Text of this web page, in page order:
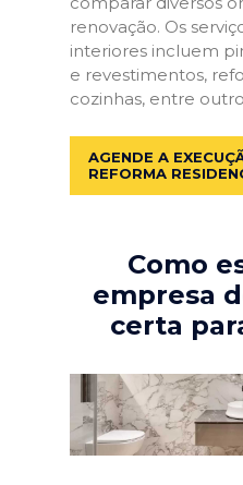
renovação. Os
interiores incluem
e revestimentos,
cozinhas, entre
AGENDE A
REFORMA
Como
empresa
certa